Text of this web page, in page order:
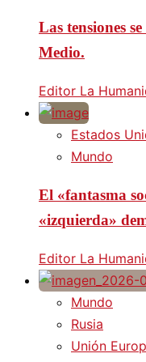
Las tensiones
Medio.
Editor La
Estados
Mundo
El «fantasma
«izquierda»
Editor La
Mundo
Rusia
Unión